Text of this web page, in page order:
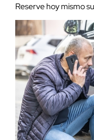
Reserve hoy mismo